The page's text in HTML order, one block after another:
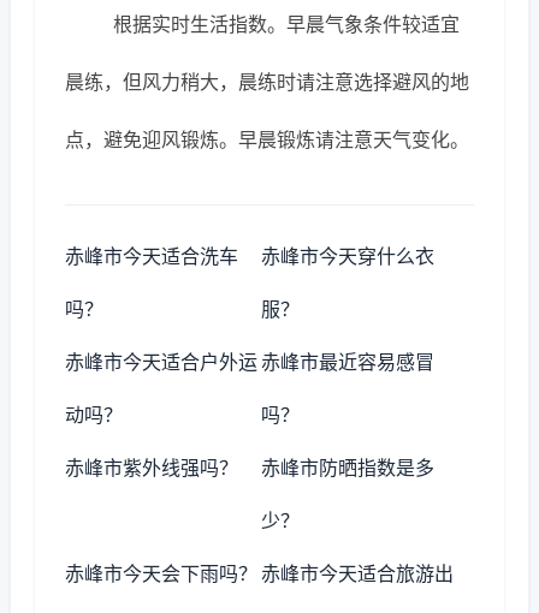
根据实时生活指数。早晨气象条件较适宜
晨练，但风力稍大，晨练时请注意选择避风的地
点，避免迎风锻炼。早晨锻炼请注意天气变化。
赤峰市今天适合洗车
吗？
赤峰市今天穿什么衣
服？
赤峰市今天适合户外运
动吗？
赤峰市最近容易感冒
吗？
赤峰市紫外线强吗？ 赤峰市防晒指数是多
少？
赤峰市今天会下雨吗？ 赤峰市今天适合旅游出